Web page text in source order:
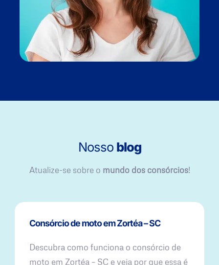
Nosso blog
Atualize-se sobre o mundo dos consórcios!
Consórcio de moto em Zortéa – SC
Descubra como funciona o consórcio de
moto em Zortéa – SC e veja por que essa é